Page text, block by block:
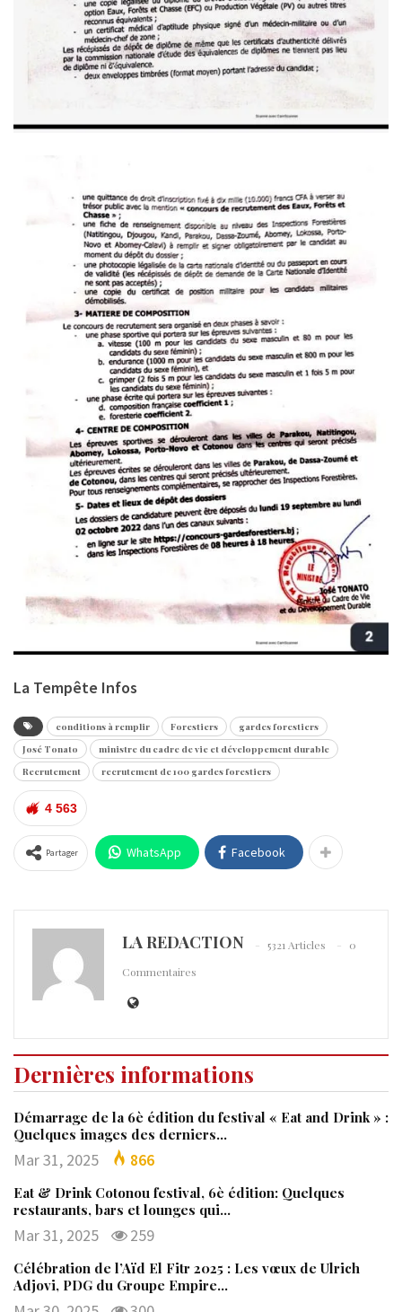
La Tempête Infos
conditions à remplir Forestiers
gardes forestiers
José Tonato
ministre du cadre de vie et développement durable
Recrutement
recrutement de 100 gardes forestiers
4 563
Partager WhatsApp Facebook
LA REDACTION 5321 Articles
0
Commentaires
Dernières informations
Démarrage de la 6è édition du festival « Eat and Drink » :
Quelques images des derniers…
Mar 31, 2025 866
Eat & Drink Cotonou festival, 6è édition: Quelques
restaurants, bars et lounges qui…
Mar 31, 2025 259
Célébration de l’Aïd El Fitr 2025 : Les vœux de Ulrich
Adjovi, PDG du Groupe Empire…